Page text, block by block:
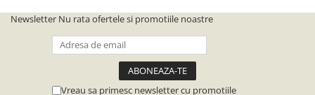
Newsletter Nu rata ofertele si promotiile noastre
Vreau sa primesc newsletter cu promotiile